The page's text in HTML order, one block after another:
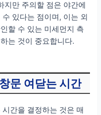
지만 주의할 점은 야간에
있다는 점이며, 이는 외
할 수 있는 미세먼지 측
는 것이 중요합니다.
문 여닫는 시간
간을 결정하는 것은 매